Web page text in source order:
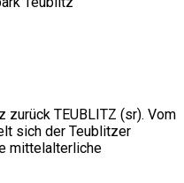
zurück TEUBLITZ (sr). Vom
sich der Teublitzer
mittelalterliche